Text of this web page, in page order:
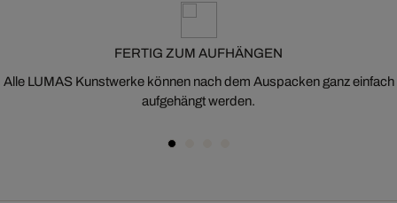
FERTIG ZUM AUFHÄNGEN
Alle LUMAS Kunstwerke können nach dem Auspacken ganz einfach
aufgehängt werden.